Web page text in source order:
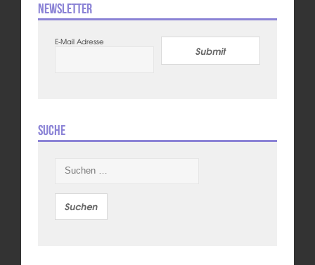
Newsletter
E-Mail Adresse
Submit
Suche
nach: